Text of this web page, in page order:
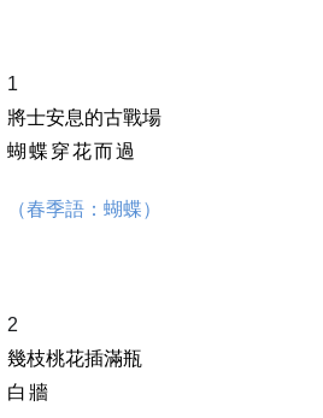
1
將士安息的古戰場
蝴蝶穿花而過
（春季語：蝴蝶）
2
幾枝桃花插滿瓶
白 牆